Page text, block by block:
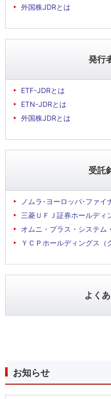
外国株JDRとは
発行
ETF-JDRとは
ETN-JDRとは
外国株JDRとは
受託
ノムラ･ヨーロッパ･ファイ
三菱ＵＦＪ証券ホールディ
オムニ・プラス・システム
ＹＣＰホールディングス（
よく
お知らせ